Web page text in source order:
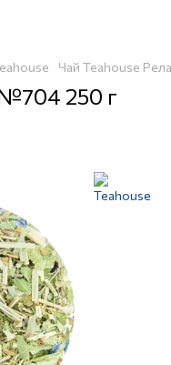
Чай Teahouse
250 г